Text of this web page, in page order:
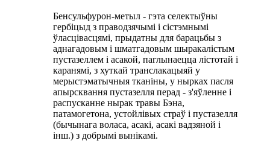
Бенсульфурон-метыл - гэта селектыўны
гербіцыд з праводзячымі і сістэмнымі
ўласцівасцямі, прыдатны для барацьбы з
аднагадовым і шматгадовым шыракалістым
пустазеллем і асакой, паглынаецца лістотай і
каранямі, з хуткай транслакацыяй у
мерыстэматычныя тканіны, у нырках пасля
апырсквання пустазелля перад - з'яўленне і
распусканне нырак травы Бэна,
патамогетона, устойлівых страў і пустазелля
(бычынага воласа, асакі, асакі вадзяной і
інш.) з добрымі вынікамі.